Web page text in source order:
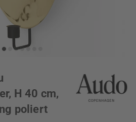
H 40 cm,
poliert